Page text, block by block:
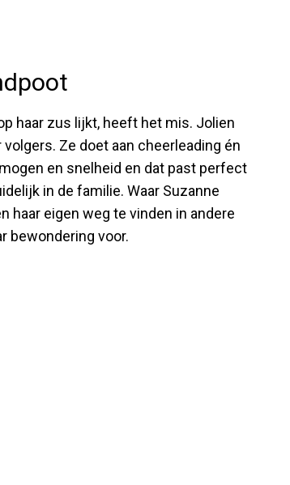
haar zus lijkt, heeft het mis. Jolien
Ze doet aan cheerleading én
en snelheid en dat past perfect
in de familie. Waar Suzanne
haar eigen weg te vinden in andere
bewondering voor.